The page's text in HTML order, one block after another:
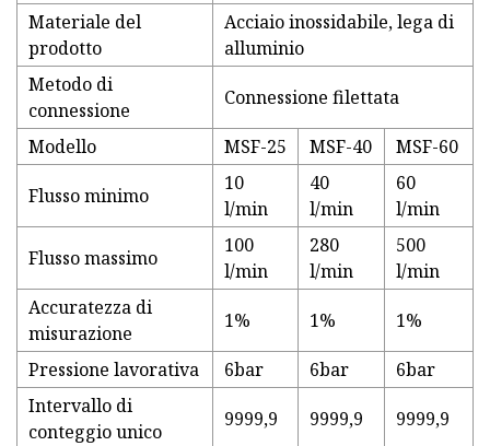
Materiale del
prodotto
Acciaio inossidabile, lega di
alluminio
Metodo di
connessione
Connessione filettata
Modello MSF-25 MSF-40 MSF-60
Flusso minimo
10
l/min
40
l/min
60
l/min
Flusso massimo
100
l/min
280
l/min
500
l/min
Accuratezza di
misurazione
1% 1% 1%
Pressione lavorativa 6bar 6bar
6bar
Intervallo di
conteggio unico
9999,9 9999,9 9999,9